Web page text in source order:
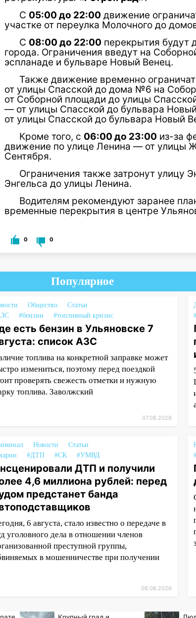
С 05:00 до 22:00 движение
участке от переулка Молочного до
С 08:00 до 22:00 перекрытия будут
города. Ограничения введут на
эспланаде и бульваре Новый Венец.
Также движение временно
от улицы Спасской до дома №6 на
от Соборной площади до улицы
— от улицы Спасской до бульвара
от улицы Спасской до бульвара Новый
Кроме того, с 06:00 до 23:00 из-за
движение по улице Ленина — от улицы
Сентября.
Ограничения также затронут улицу
Энгельса до улицы Ленина.
Водителям рекомендуют заранее
временные перекрытия в центре
0 0
Популярное
Общество
Статьи
#бензин #топливный кризис
есть бензин в Ульяновске 7
список АЗС
топлива на конкретной заправке может
измениться, поэтому перед поездкой
проверять свежесть отметки и нужную
топлива. Заволжский
07.08.2026
Новости
Статьи
#ДТП #СК #УМВД
ДТП и получили
4,6 миллиона рублей: перед
предстанет банда
6 августа, стало известно о передаче в
уголовного дела в отношении членов
преступной группы,
в мошенничестве при получении
06.08.2026